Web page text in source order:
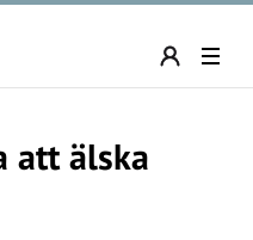
att älska